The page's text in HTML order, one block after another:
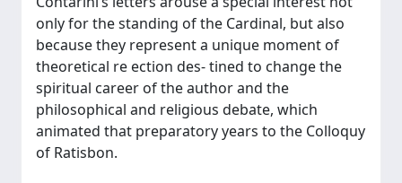
only for the standing of the Cardinal, but also
because they represent a unique moment of
theoretical re ection des- tined to change the
spiritual career of the author and the
philosophical and religious debate, which
animated that preparatory years to the Colloquy
of Ratisbon.